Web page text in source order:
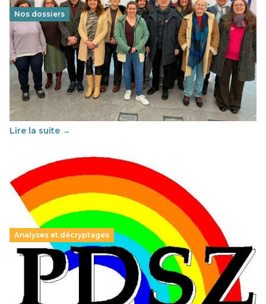
Nos dossiers
Éducation au vivre-ensemble : un échange croisé
franco-espagnol pour changer d’approche
29 juin 2026-National
Cette année, l'UNSA Éducation a mené un projet Erasmus
soutenu par l'union Européenne et centré sur l'éducation
au vivre-ensemble : quelles différences entre la France…
Lire la suite →
Analyses et décryptages
Hongrie : du changement pour les politiques
éducatives, aussi !
25 juin 2026